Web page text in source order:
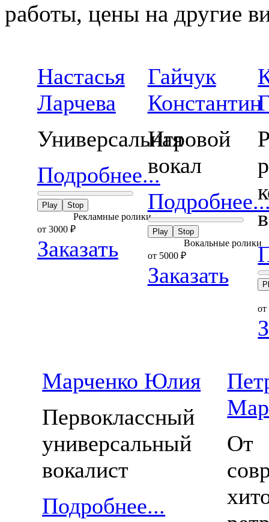
работы, цены на другие
Настасья
Ларчева
Универсальная
Подробнее...
Play Stop
Рекламные ролики
от 3000₽
Заказать
Гайчук
Константин
Игровой
вокал
Play Stop
Вокальные ролики
от 5000₽
Заказать
от
Марченко Юлия
Первоклассный
универсальный
вокалист
Подробнее...
От